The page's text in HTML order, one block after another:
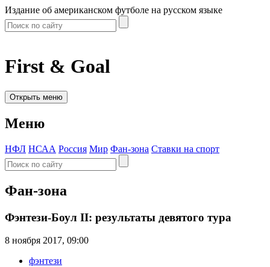
Издание об американском футболе на русском языке
First & Goal
Открыть меню
Меню
НФЛ НСАА Россия Мир Фан-зона Ставки на спорт
Фан-зона
Фэнтези-Боул II: результаты девятого тура
8 ноября 2017, 09:00
фэнтези